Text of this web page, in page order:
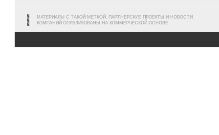
МАТЕРИАЛЫ С ТАКОЙ МЕТКОЙ, ПАРТНЕРСКИЕ ПРОЕКТЫ И НОВОСТИ
КОМПАНИЙ ОПУБЛИКОВАНЫ НА КОММЕРЧЕСКОЙ ОСНОВЕ